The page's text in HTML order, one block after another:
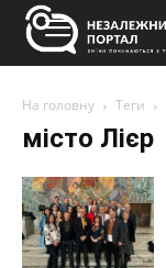
На головну Теги
місто Лієр